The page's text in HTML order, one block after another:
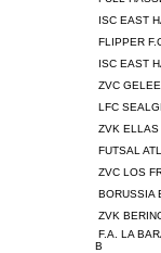
ISC EAST
FLIPPER
ISC EAST
ZVC
LFC
ZVK ELLAS
FUTSAL
ZVC LOS
BORUSSIA
ZVK
F.A. LA
B